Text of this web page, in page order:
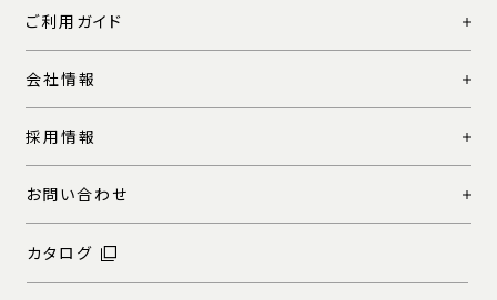
ご利用ガイド
会社情報
採用情報
お問い合わせ
カタログ